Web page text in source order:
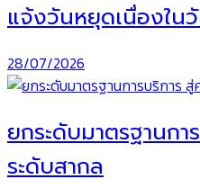
แจ้งวันหยุดเนื่องใน
28/07/2026
ยกระดับมาตรฐานก
ระดับสากล